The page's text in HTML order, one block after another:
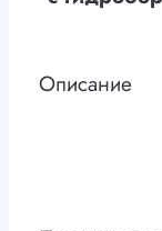
Описание